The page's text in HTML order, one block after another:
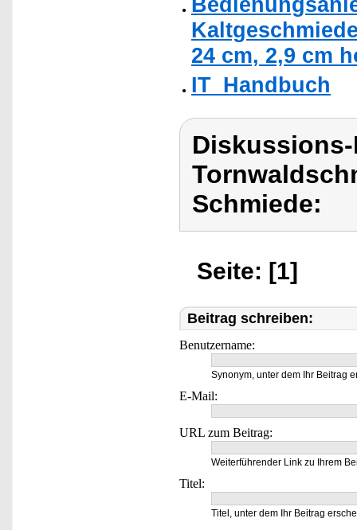
24 cm, 2,9 cm
IT_Handbuch
Schmiede:
Seite: [1]
Beitrag schreiben:
Benutzername:
Synonym, unter dem Ihr Beitrag
E-Mail:
URL zum Beitrag:
Weiterführender Link zu Ihrem
Titel:
Titel, unter dem Ihr Beitrag